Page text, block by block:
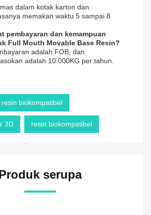
dalam kotak karton dan
memakan waktu 5 sampai 8
pembayaran dan kemampuan
Full Mouth Movable Base Resin?
adalah FOB, dan
adalah 10.000KG per tahun.
biokompatibel
3D resin biokompatibel
serupa